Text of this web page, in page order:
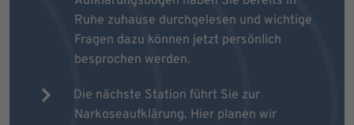
Ruhe zuhause durchgelesen und wichtige
Fragen dazu können jetzt persönlich
besprochen werden.
Die nächste Station führt Sie zur
Narkoseaufklärung. Hier planen wir